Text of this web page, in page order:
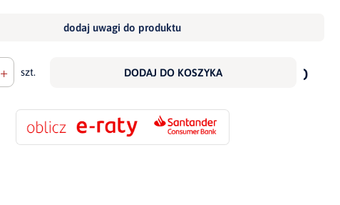
dodaj uwagi do produktu
+ szt. DODAJ DO KOSZYKA
do